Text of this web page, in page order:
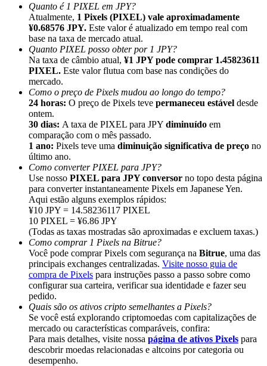
Indicação
Convide um amigo para receber recompensas em dinheiro
Deposit CASHCAT & Win
Deposit CASHCAT & Win
Share 500000 CASHCAT prize pool
Exclusive for BitMart Users
Register & Trade to Win 500,000 USDT
Quanto é 1 PIXEL em JPY?
Atualmente, 1 Pixels (PIXEL) vale aproximadamente
¥0.68576 JPY. Este valor é atualizado em tempo real com
base na taxa de mercado atual.
Quanto PIXEL posso obter por 1 JPY?
Na taxa de câmbio atual, ¥1 JPY pode comprar 1.45823611
PIXEL. Este valor flutua com base nas condições do
mercado.
Como o preço de Pixels mudou ao longo do tempo?
24 horas: O preço de Pixels teve permaneceu estável desde
ontem.
30 dias: A taxa de PIXEL para JPY diminuído em
comparação com o mês passado.
1 ano: Pixels teve uma diminuição significativa de preço no
último ano.
Como converter PIXEL para JPY?
Use nosso PIXEL para JPY conversor no topo desta página
para converter instantaneamente Pixels em Japanese Yen.
Aqui estão alguns exemplos rápidos:
¥10 JPY = 14.58236117 PIXEL
10 PIXEL = ¥6.86 JPY
(Todas as taxas mostradas são aproximadas e excluem taxas.)
Como comprar 1 Pixels na Bitrue?
Você pode comprar Pixels com segurança na Bitrue, uma das
principais exchanges centralizadas. Visite nosso guia de
compra de Pixels para instruções passo a passo sobre como
configurar sua carteira, verificar sua identidade e fazer seu
pedido.
Quais são os ativos cripto semelhantes a Pixels?
Se você está explorando criptomoedas com capitalizações de
mercado ou características comparáveis, confira:
Para mais detalhes, visite nossa página de ativos Pixels para
descobrir moedas relacionadas e altcoins por categoria ou
desempenho.